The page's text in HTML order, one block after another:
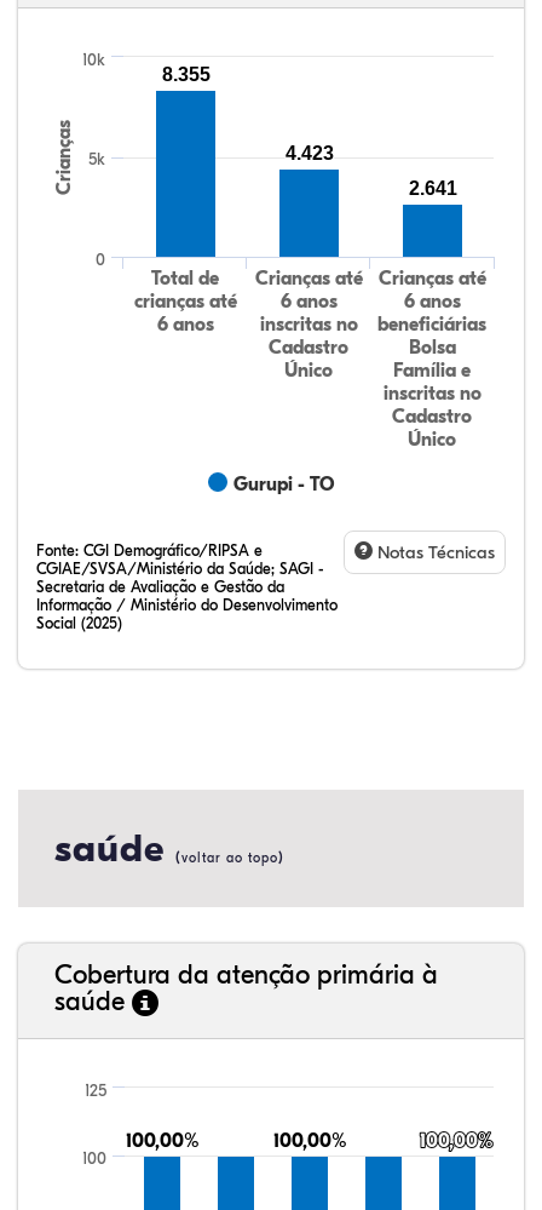
Crianças
Gurupi - TO
Total de
crianças até
6 anos
Crianças até
6 anos
inscritas no
Cadastro
Único
Crianças até
6 anos
beneficiárias
Bolsa
Família e
inscritas no
Cadastro
Único
0
10k
5k
8.355
4.423
2.641
Fonte: CGI Demográfico/RIPSA e
CGIAE/SVSA/Ministério da Saúde; SAGI -
Secretaria de Avaliação e Gestão da
Informação / Ministério do Desenvolvimento
Social (2025)
Notas Técnicas
saúde (voltar ao topo)
Cobertura da atenção primária à
saúde
100,00%
100,00% 100,00%
100,00% 100,00%
100,00%
100
125